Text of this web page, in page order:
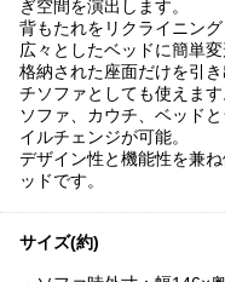
ぎ空間を演出します。
背もたれをリクライニン
広々としたベッドに簡単変
格納された座面だけを引
チソファとしても使えます
ソファ、カウチ、ベッド
イルチェンジが可能。
デザイン性と機能性を兼
ッドです。
サイズ(約)